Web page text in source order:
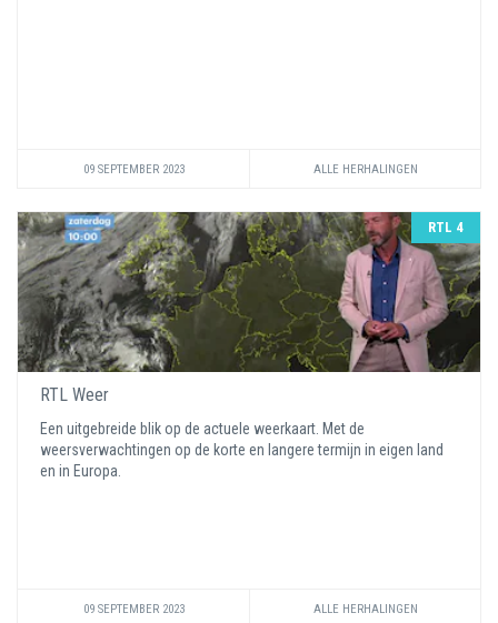
09 SEPTEMBER 2023 ALLE HERHALINGEN
RTL 4
RTL Weer
Een uitgebreide blik op de actuele weerkaart. Met de
weersverwachtingen op de korte en langere termijn in eigen land
en in Europa.
09 SEPTEMBER 2023 ALLE HERHALINGEN